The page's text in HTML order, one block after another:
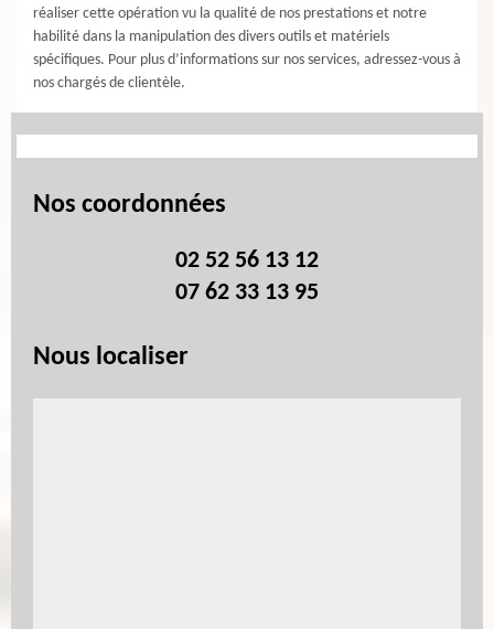
réaliser cette opération vu la qualité de nos prestations et notre
habilité dans la manipulation des divers outils et matériels
spécifiques. Pour plus d’informations sur nos services, adressez-vous à
nos chargés de clientèle.
Nos coordonnées
02 52 56 13 12
07 62 33 13 95
Nous localiser